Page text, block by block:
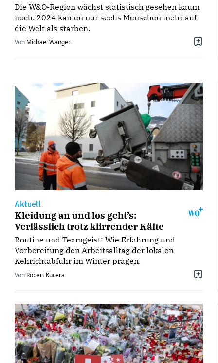
Die W&O-Region wächst statistisch gesehen kaum
noch. 2024 kamen nur sechs Menschen mehr auf
die Welt als starben.
Von Michael Wanger
Aktuell
Kleidung an und los geht’s:
Verlässlich trotz klirrender Kälte
Routine und Teamgeist: Wie Erfahrung und
Vorbereitung den Arbeitsalltag der lokalen
Kehrichtabfuhr im Winter prägen.
Von Robert Kucera